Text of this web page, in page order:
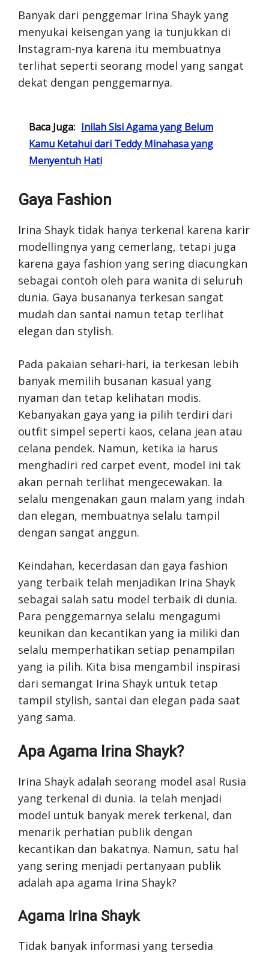
Banyak dari penggemar Irina Shayk yang
menyukai keisengan yang ia tunjukkan di
Instagram-nya karena itu membuatnya
terlihat seperti seorang model yang sangat
dekat dengan penggemarnya.
Baca Juga: Inilah Sisi Agama yang Belum
Kamu Ketahui dari Teddy Minahasa yang
Menyentuh Hati
Gaya Fashion
Irina Shayk tidak hanya terkenal karena karir
modellingnya yang cemerlang, tetapi juga
karena gaya fashion yang sering diacungkan
sebagai contoh oleh para wanita di seluruh
dunia. Gaya busananya terkesan sangat
mudah dan santai namun tetap terlihat
elegan dan stylish.
Pada pakaian sehari-hari, ia terkesan lebih
banyak memilih busanan kasual yang
nyaman dan tetap kelihatan modis.
Kebanyakan gaya yang ia pilih terdiri dari
outfit simpel seperti kaos, celana jean atau
celana pendek. Namun, ketika ia harus
menghadiri red carpet event, model ini tak
akan pernah terlihat mengecewakan. Ia
selalu mengenakan gaun malam yang indah
dan elegan, membuatnya selalu tampil
dengan sangat anggun.
Keindahan, kecerdasan dan gaya fashion
yang terbaik telah menjadikan Irina Shayk
sebagai salah satu model terbaik di dunia.
Para penggemarnya selalu mengagumi
keunikan dan kecantikan yang ia miliki dan
selalu memperhatikan setiap penampilan
yang ia pilih. Kita bisa mengambil inspirasi
dari semangat Irina Shayk untuk tetap
tampil stylish, santai dan elegan pada saat
yang sama.
Apa Agama Irina Shayk?
Irina Shayk adalah seorang model asal Rusia
yang terkenal di dunia. Ia telah menjadi
model untuk banyak merek terkenal, dan
menarik perhatian publik dengan
kecantikan dan bakatnya. Namun, satu hal
yang sering menjadi pertanyaan publik
adalah apa agama Irina Shayk?
Agama Irina Shayk
Tidak banyak informasi yang tersedia